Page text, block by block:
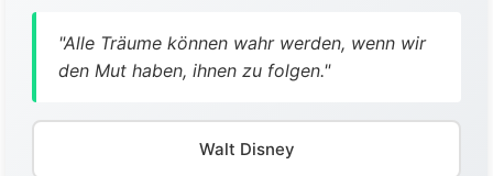
"Alle Träume können wahr werden, wenn wir
den Mut haben, ihnen zu folgen."
Walt Disney